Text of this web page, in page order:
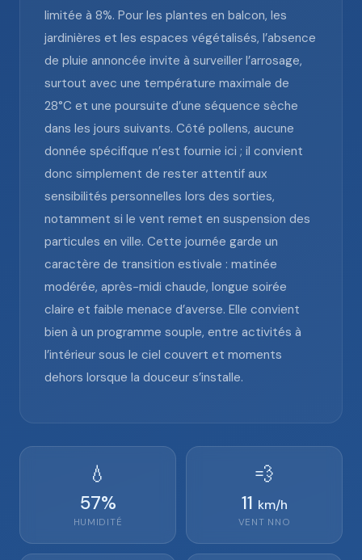
limitée à 8%. Pour les plantes en balcon, les
jardinières et les espaces végétalisés, l’absence
de pluie annoncée invite à surveiller l’arrosage,
surtout avec une température maximale de
28°C et une poursuite d’une séquence sèche
dans les jours suivants. Côté pollens, aucune
donnée spécifique n’est fournie ici ; il convient
donc simplement de rester attentif aux
sensibilités personnelles lors des sorties,
notamment si le vent remet en suspension des
particules en ville. Cette journée garde un
caractère de transition estivale : matinée
modérée, après-midi chaude, longue soirée
claire et faible menace d’averse. Elle convient
bien à un programme souple, entre activités à
l’intérieur sous le ciel couvert et moments
dehors lorsque la douceur s’installe.
💧
57%
HUMIDITÉ
💨
11 km/h
VENT NNO